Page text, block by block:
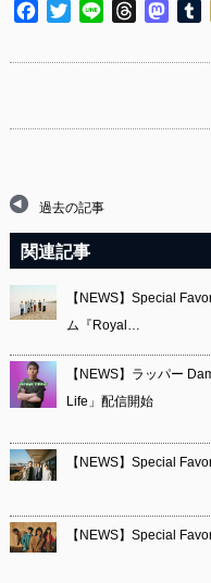
Facebook
TwitterLine Threads
過去の記事
関連記事
【NEWS】Special
ム『Royal…
【NEWS】ラッパー
Life」配信開始
【NEWS】Special
【NEWS】Special